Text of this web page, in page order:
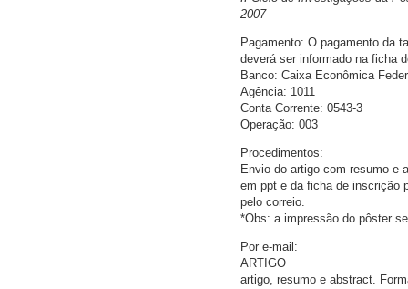
2007
Pagamento: O pagamento da
deverá ser informado na ficha
Banco: Caixa Econômica
Agência: 1011
Conta Corrente: 0543-3
Operação: 003
Procedimentos:
Envio do artigo com resumo e
em ppt e da ficha de inscrição
pelo correio.
*Obs: a impressão do pôster
Por e-mail:
ARTIGO
artigo, resumo e abstract.